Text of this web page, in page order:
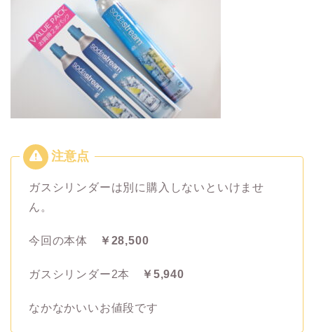
ガスシリンダーは別に購入しないといけませ
ん。
今回の本体 ￥28,500
ガスシリンダー2本 ￥5,940
なかなかいいお値段です